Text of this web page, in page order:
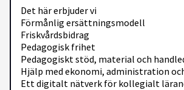
Det här erbjuder vi
Förmånlig ersättningsmodell
Friskvårdsbidrag
Pedagogisk frihet
Pedagogiskt stöd, material och
Hjälp med ekonomi, administration
Ett digitalt nätverk för kollegialt